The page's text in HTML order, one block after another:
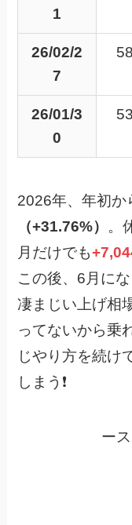
1
26/02/2
7
26/01/3
0
2026年、年初か
（+31.76%） 。
月だけでも
この後、6月に
凄まじい上げ相
ってないから乗
じやり方を続け
しまう❗️
ー